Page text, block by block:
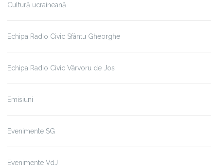
Cultură ucraineană
Echipa Radio Civic Sfântu Gheorghe
Echipa Radio Civic Vârvoru de Jos
Emisiuni
Evenimente SG
Evenimente VdJ